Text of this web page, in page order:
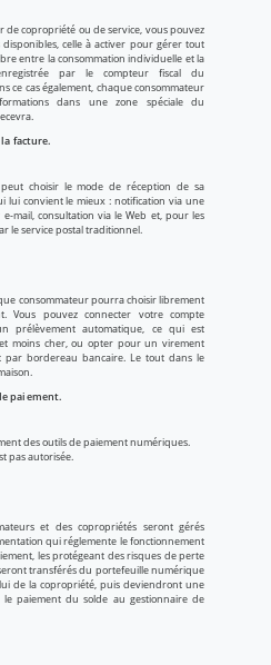
copropriété ou de service, vous pouvez
celle à activer pour gérer tout
entre la consommation individuelle et la
par le compteur fiscal du
ce cas également, chaque consommateur
dans une zone spéciale du
facture.
choisir le mode de réception de sa
lui convient le mieux : notification via une
mail, consultation via le Web et, pour les
le service postal traditionnel.
consommateur pourra choisir librement
Vous pouvez connecter votre compte
prélèvement automatique, ce qui est
moins cher, ou opter pour un virement
bordereau bancaire. Le tout dans le
paiement.
des outils de paiement numériques.
pas autorisée.
et des copropriétés seront gérés
qui réglemente le fonctionnement
les protégeant des risques de perte
transférés du portefeuille numérique
de la copropriété, puis deviendront une
paiement du solde au gestionnaire de